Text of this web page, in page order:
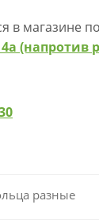
в магазине
(напротив
разные